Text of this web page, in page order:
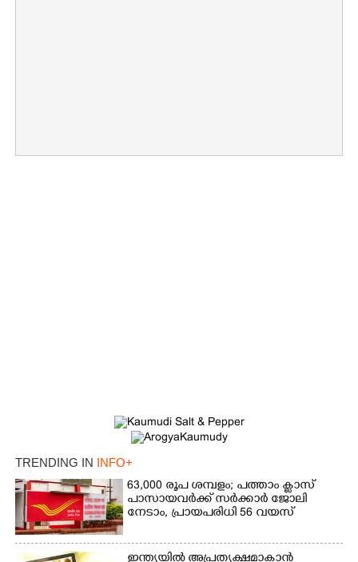
TRENDING IN INFO+
63,000 രൂപ ശമ്പളം; പത്താം ക്ലാസ്
പാസായവർക്ക് സർക്കാർ ജോലി
നേടാം, പ്രായപരിധി 56 വയസ്